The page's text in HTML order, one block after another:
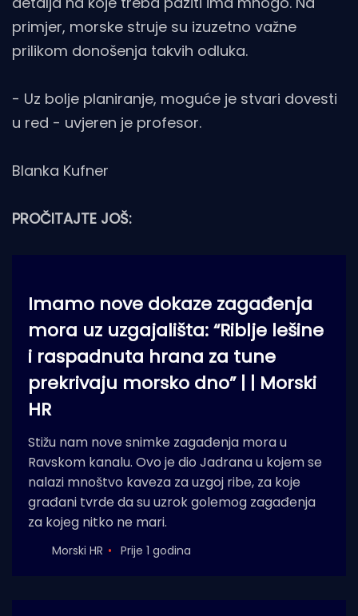
primjer, morske struje su izuzetno važne
prilikom donošenja takvih odluka.
- Uz bolje planiranje, moguće je stvari dovesti
u red - uvjeren je profesor.
Blanka Kufner
PROČITAJTE JOŠ:
Imamo nove dokaze zagađenja
mora uz uzgajališta: “Riblje lešine
i raspadnuta hrana za tune
prekrivaju morsko dno” | | Morski
HR
Stižu nam nove snimke zagađenja mora u
Ravskom kanalu. Ovo je dio Jadrana u kojem se
nalazi mnoštvo kaveza za uzgoj ribe, za koje
građani tvrde da su uzrok golemog zagađenja
za kojeg nitko ne mari.
Morski HR Prije 1 godina